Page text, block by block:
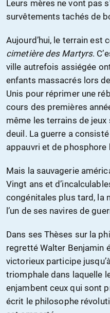
Leurs mères ne vont pas
survêtements tachés de
Aujourd’hui, le terrain est
cimetière des Martyrs.
ville autrefois assiégée
enfants massacrés lors
Unis pour réprimer une
cours des premières
même les terrains de
deuil. La guerre a
appauvri et de phosphore
Mais la sauvagerie
Vingt ans et
congénitales plus tard, la
l’un de ses navires de
Dans ses Thèses sur la
regretté Walter Benjamin
victorieux participe
triomphale dans laquelle
enjambent ceux qui sont
écrit le philosophe